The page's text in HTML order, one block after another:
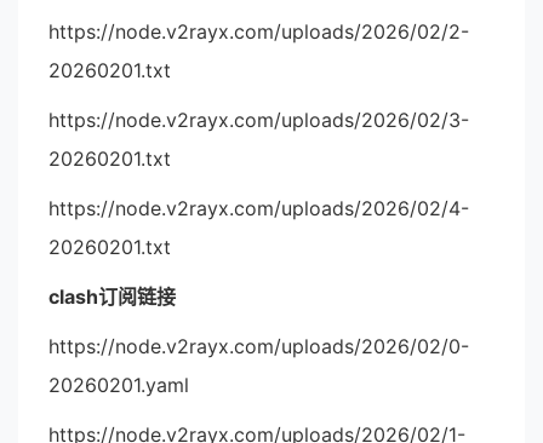
https://node.v2rayx.com/uploads/2026/02/2-
20260201.txt
https://node.v2rayx.com/uploads/2026/02/3-
20260201.txt
https://node.v2rayx.com/uploads/2026/02/4-
20260201.txt
clash订阅链接
https://node.v2rayx.com/uploads/2026/02/0-
20260201.yaml
https://node.v2rayx.com/uploads/2026/02/1-